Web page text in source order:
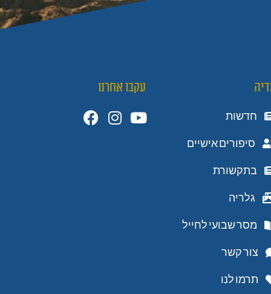
חדשות
סיפורים אישיים
בתקשורת
גלריה
מסר שבועי לחייל
צור קשר
תרמו לנו
עקבו אחרנו